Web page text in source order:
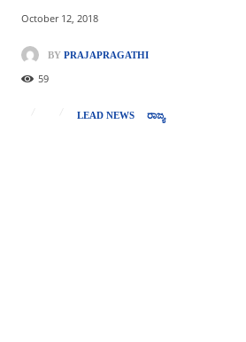
October 12, 2018
BY PRAJAPRAGATHI
59
LEAD NEWS ರಾಜ್ಯ